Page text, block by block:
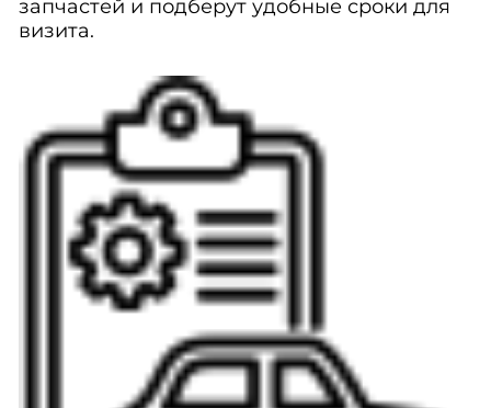
запчастей и подберут удобные сроки для
визита.